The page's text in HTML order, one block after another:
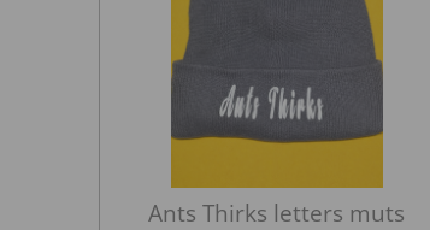
Ants Thirks letters muts